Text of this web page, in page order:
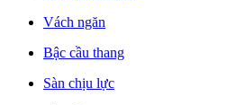
Vách ngăn
Bậc cầu thang
Sàn chịu lực